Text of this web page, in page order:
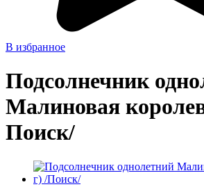
В избранное
Подсолнечник
Малиновая
Поиск/